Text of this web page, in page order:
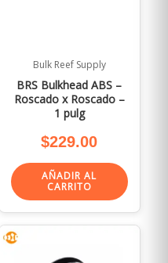
Bulk Reef Supply
BRS Bulkhead ABS –
Roscado x Roscado –
1 pulg
$229.00
AÑADIR AL
CARRITO